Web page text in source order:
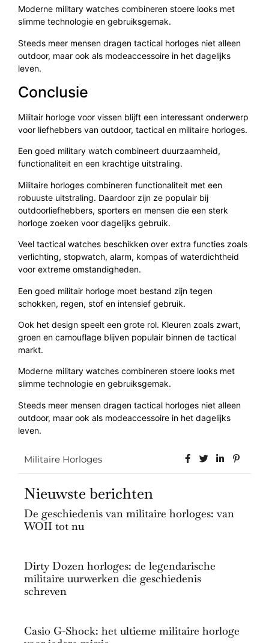
Moderne military watches combineren stoere looks met
slimme technologie en gebruiksgemak.
Steeds meer mensen dragen tactical horloges niet alleen
outdoor, maar ook als modeaccessoire in het dagelijks
leven.
Conclusie
Militair horloge voor vissen blijft een interessant onderwerp
voor liefhebbers van outdoor, tactical en militaire horloges.
Een goed military watch combineert duurzaamheid,
functionaliteit en een krachtige uitstraling.
Militaire horloges combineren functionaliteit met een
robuuste uitstraling. Daardoor zijn ze populair bij
outdoorliefhebbers, sporters en mensen die een sterk
horloge zoeken voor dagelijks gebruik.
Veel tactical watches beschikken over extra functies zoals
verlichting, stopwatch, alarm, kompas of waterdichtheid
voor extreme omstandigheden.
Een goed militair horloge moet bestand zijn tegen
schokken, regen, stof en intensief gebruik.
Ook het design speelt een grote rol. Kleuren zoals zwart,
groen en camouflage blijven populair binnen de tactical
markt.
Moderne military watches combineren stoere looks met
slimme technologie en gebruiksgemak.
Steeds meer mensen dragen tactical horloges niet alleen
outdoor, maar ook als modeaccessoire in het dagelijks
leven.
Militaire Horloges
Nieuwste berichten
De geschiedenis van militaire horloges: van
WOII tot nu
Dirty Dozen horloges: de legendarische
militaire uurwerken die geschiedenis
schreven
Casio G-Shock: het ultieme militaire horloge